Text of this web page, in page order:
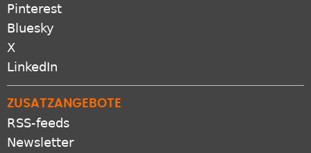
Pinterest
Bluesky
X
LinkedIn
ZUSATZANGEBOTE
RSS-feeds
Newsletter